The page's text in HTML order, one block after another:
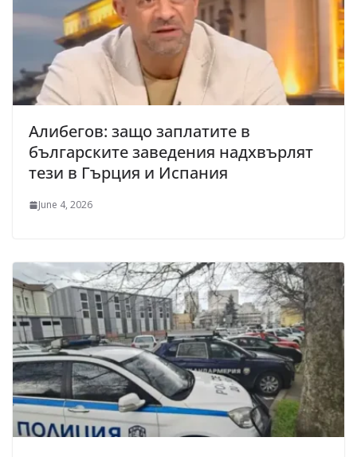
Алибегов: защо заплатите в
българските заведения надхвърлят
тези в Гърция и Испания
June 4, 2026